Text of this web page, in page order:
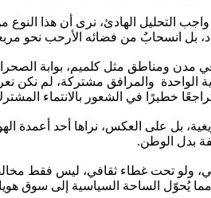
التحليل الهادئ، نرى أن هذا النوع
بل انسحابٌ من فضائه الأرحب نحو
مدن ومناطق مثل كلميم، بوابة
الواحدة والمرافق مشتركة، لم
تراجعًا خطيرًا في الشعور بالانتماء
بل على العكس، نراها أحد أعمدة
بدل الوطن.
تحت غطاء ثقافي، ليس فقط مخالفاً
يُحوّل الساحة السياسية إلى سوق